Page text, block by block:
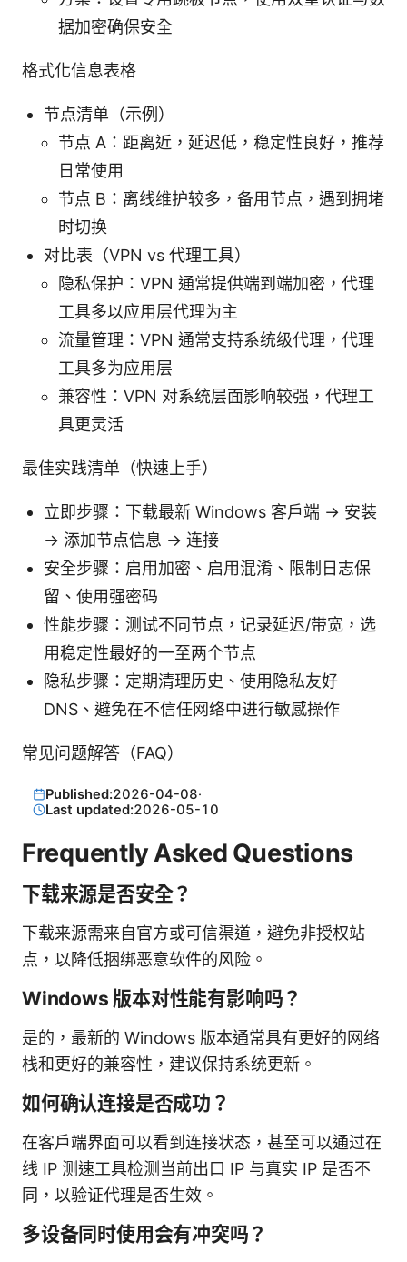
据加密确保安全
格式化信息表格
节点清单（示例）
节点 A：距离近，延迟低，稳定性良好，推荐
日常使用
节点 B：离线维护较多，备用节点，遇到拥堵
时切换
对比表（VPN vs 代理工具）
隐私保护：VPN 通常提供端到端加密，代理
工具多以应用层代理为主
流量管理：VPN 通常支持系统级代理，代理
工具多为应用层
兼容性：VPN 对系统层面影响较强，代理工
具更灵活
最佳实践清单（快速上手）
立即步骤：下载最新 Windows 客户端 → 安装
→ 添加节点信息 → 连接
安全步骤：启用加密、启用混淆、限制日志保
留、使用强密码
性能步骤：测试不同节点，记录延迟/带宽，选
用稳定性最好的一至两个节点
隐私步骤：定期清理历史、使用隐私友好
DNS、避免在不信任网络中进行敏感操作
常见问题解答（FAQ）
Published:2026-04-08·
Last updated:2026-05-10
Frequently Asked Questions
下载来源是否安全？
下载来源需来自官方或可信渠道，避免非授权站
点，以降低捆绑恶意软件的风险。
Windows 版本对性能有影响吗？
是的，最新的 Windows 版本通常具有更好的网络
栈和更好的兼容性，建议保持系统更新。
如何确认连接是否成功？
在客户端界面可以看到连接状态，甚至可以通过在
线 IP 测速工具检测当前出口 IP 与真实 IP 是否不
同，以验证代理是否生效。
多设备同时使用会有冲突吗？